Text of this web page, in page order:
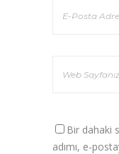
Bir dahaki
adımı, e-